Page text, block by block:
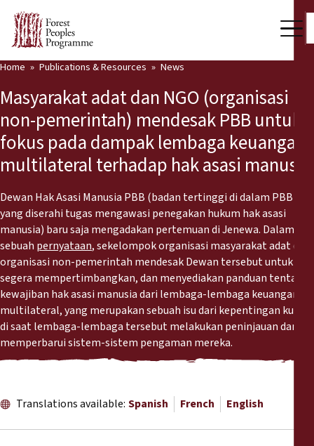
Who we are
Press Room
Support Us
Our Work
Community Voices
Partners & Countries
Latest News
Publications & Resources
Publications & Resources
News
Reports
Press Releases
Training Materials
Home Publications & Resources News
Masyarakat adat dan NGO (organisasi
non-pemerintah) mendesak PBB untuk
fokus pada dampak lembaga keuangan
multilateral terhadap hak asasi manusia
Dewan Hak Asasi Manusia PBB (badan tertinggi di dalam PBB
yang diserahi tugas mengawasi penegakan hukum hak asasi
manusia) baru saja mengadakan pertemuan di Jenewa. Dalam
sebuah pernyataan, sekelompok organisasi masyarakat adat dan
organisasi non-pemerintah mendesak Dewan tersebut untuk
segera mempertimbangkan, dan menyediakan panduan tentang
kewajiban hak asasi manusia dari lembaga-lembaga keuangan
multilateral, yang merupakan sebuah isu dari kepentingan kunci
di saat lembaga-lembaga tersebut melakukan peninjauan dan
memperbarui sistem-sistem pengaman mereka.
Translations available: Spanish French English